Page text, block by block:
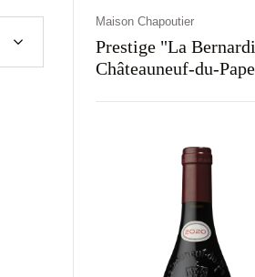
Maison Chapoutier
Prestige "La
Châteauneuf-du-Pape